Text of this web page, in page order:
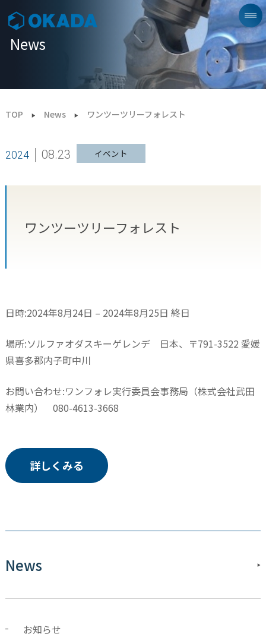
News
TOP News ワンツーツリーフォレスト
2024 08.23 イベント
ワンツーツリーフォレスト
日時:2024年8月24日 – 2024年8月25日 終日
場所:ソルファオダスキーゲレンデ 日本、〒791-3522 愛媛
県喜多郡内子町中川
お問い合わせ:ワンフォレ実行委員会事務局（株式会社武田
林業内） 080-4613-3668
詳しくみる
News
お知らせ